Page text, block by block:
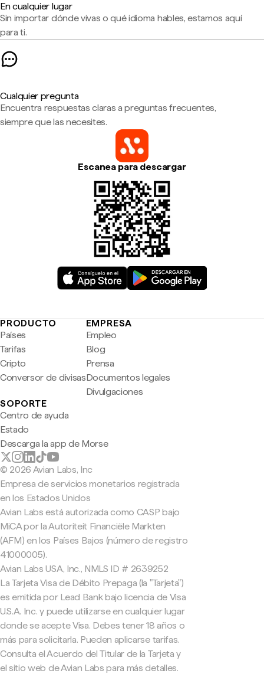
En cualquier lugar
Sin importar dónde vivas o qué idioma hables, estamos aquí
para ti.
Cualquier pregunta
Encuentra respuestas claras a preguntas frecuentes,
siempre que las necesites.
Escanea para descargar
PRODUCTO
Países
Tarifas
Cripto
Conversor de divisas
EMPRESA
Empleo
Blog
Prensa
Documentos legales
Divulgaciones
SOPORTE
Centro de ayuda
Estado
Descarga la app de Morse
© 2026 Avian Labs, Inc
Empresa de servicios monetarios registrada
en los Estados Unidos
Avian Labs está autorizada como CASP bajo
MiCA por la Autoriteit Financiële Markten
(AFM) en los Países Bajos (número de registro
41000005).
Avian Labs USA, Inc., NMLS ID # 2639252
La Tarjeta Visa de Débito Prepaga (la "Tarjeta")
es emitida por Lead Bank bajo licencia de Visa
U.S.A. Inc. y puede utilizarse en cualquier lugar
donde se acepte Visa. Debes tener 18 años o
más para solicitarla. Pueden aplicarse tarifas.
Consulta el Acuerdo del Titular de la Tarjeta y
el sitio web de Avian Labs para más detalles.